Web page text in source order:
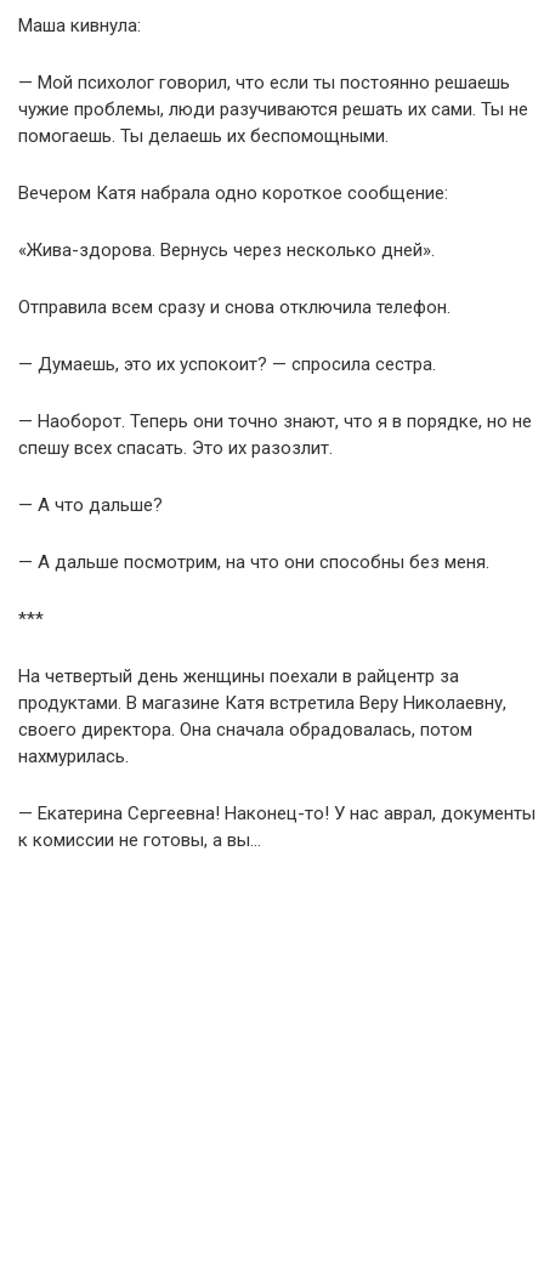
Маша кивнула:
— Мой психолог говорил, что если ты постоянно решаешь
чужие проблемы, люди разучиваются решать их сами. Ты не
помогаешь. Ты делаешь их беспомощными.
Вечером Катя набрала одно короткое сообщение:
«Жива-здорова. Вернусь через несколько дней».
Отправила всем сразу и снова отключила телефон.
— Думаешь, это их успокоит? — спросила сестра.
— Наоборот. Теперь они точно знают, что я в порядке, но не
спешу всех спасать. Это их разозлит.
— А что дальше?
— А дальше посмотрим, на что они способны без меня.
***
На четвертый день женщины поехали в райцентр за
продуктами. В магазине Катя встретила Веру Николаевну,
своего директора. Она сначала обрадовалась, потом
нахмурилась.
— Екатерина Сергеевна! Наконец-то! У нас аврал, документы
к комиссии не готовы, а вы…